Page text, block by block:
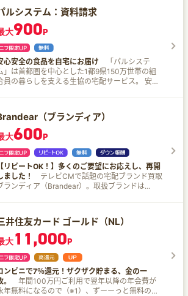
換いただくことで付与されます。 ※5 2025年4
購入分のうち、本サービスによる追加の特典
％還元の条件・詳細は、必ず三井住友カード公
HPをご確認ください。 ※7 即時発行ができない
合があります。
サービスでもご利用料金1,000円(税抜)ごとに税
金額の10％ポイント還元！ Lemino dヒッツ dキ
ズ dマガジン dアニメストア dヘルスケア DAZN
docomo dフォト ひかりTV for docomo
（ディズニープラス）
います。 個人ブログおよびSNS（X（旧Twitter）
Facebook、Instagram、その他ブログなど）で
の拡散は、投資を勧誘する内容や、投資をしたこ
による利益をうたうような内容、ポイントサイ
のポイントが直接SBI証券から付与されると誤認
れるような内容での拡散は禁止です。 例） ○：
証券の口座開設でポイントサイトのポイントが
円分もらえた！ ×：SBI証券の口座開設をして
円投資したら500円の利益が出た！ ×：SBI証
は？ SBI証券は、1999年にインターネット取引
ービスを開始した日本におけるインターネット
券の先駆けです。 常に「業界最高水準のサービ
」の実現に努めており、おかげ様でSBIグループ
は、国内初の証券口座開設数1,500万突破！
（2025年11月時点） SBI証券の特徴 国内株式個人
シェアNo.1！（※2） ゼロ革命により、条件を
たしたお客さまの国内株式をはじめとした取引
数料0円！ 詳しくはこちらをご覧ください。
料「無料」！ 募集中のファンド・外貨建MMFを
含む（2025年1月現在） クレカ積立の利用で積立
額の最大3%のポイントが貯まる、使える♪
1.SBIグループとはSBI証券、SBIネオトレード証
、FOLIOを指します。 2.2025年3月期通期
2024年4月～2025年3月）の委託個人売買代金
ェアです。SBIの数値は、SBIネオトレード証券
数値を含みます。 (出所: 東証統計資料、 各社
ルシステム：資料請求
大900P
心安全の食品を自宅にお届け 「パルシステ
」は首都圏を中心とした1都9県150万世帯の組
員の暮らしを支える生協の宅配サービス。 安
直野菜 素材の良さを生かした商品づくり！ 放射
性物質の自主検査体制の強化 重い物やかさばる物
まとめて玄関先までお届け！ 不在でも大丈夫！
保冷箱に入れてお届け！ パルシステムでおい
い！便利！な暮らし今すぐはじめませんか？
（ブランディア）
大600P
【リピートOK！】多くのご要望にお応えし、再開
ました！
テレビCMで話題の宅配ブランド買取
ランディア（Brandear）。取扱ブランドは
料、さらにキャンセル料も返送料まですべて無
！ 家にいるだけ、空いた時間でブランド品を詰
めて、後は電話1本で集荷にお伺い！ 少々の汚れや
は仕様に問題なければ買取OK！ 他社では扱えな
広い取扱ブランド！ あなたのクローゼットに
っているあのブランドも取扱があるかも？ まず
検索してみてください！
井住友カード ゴールド（NL）
大11,000P
ンビニで7％還元！ザクザク貯まる、金の一
。
年間100万円ご利用で翌年以降の年会費が
年無料になるので（※1）、ずーーっと無料のチ